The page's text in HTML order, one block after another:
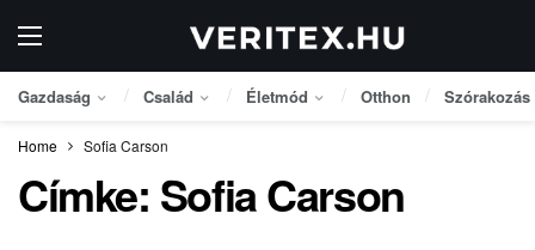
Gazdaság Család Életmód Otthon Szórakozás
Home Sofia Carson
Címke: Sofia Carson